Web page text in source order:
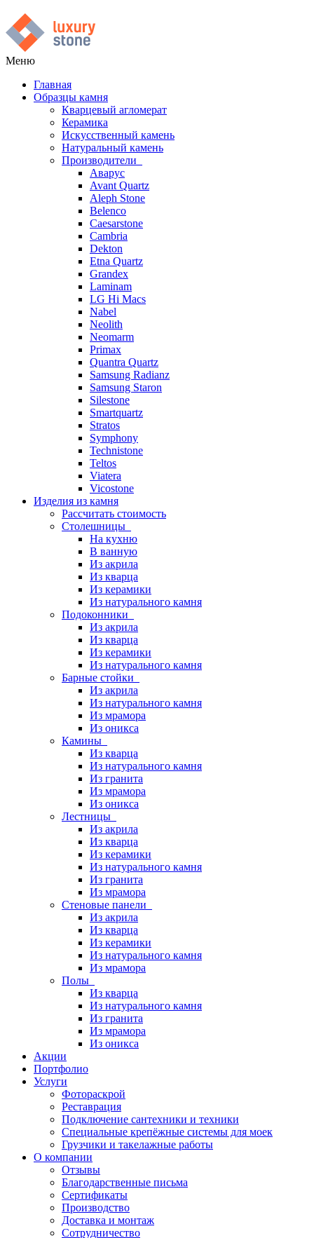
Меню
Главная
Образцы камня
Кварцевый агломерат
Керамика
Искусственный камень
Натуральный камень
Производители
Аварус
Avant Quartz
Aleph Stone
Belenco
Caesarstone
Cambria
Dekton
Etna Quartz
Grandex
Laminam
LG Hi Macs
Nabel
Neolith
Neomarm
Primax
Quantra Quartz
Samsung Radianz
Samsung Staron
Silestone
Smartquartz
Stratos
Symphony
Technistone
Teltos
Viatera
Vicostone
Изделия из камня
Рассчитать стоимость
Столешницы
На кухню
В ванную
Из акрила
Из кварца
Из керамики
Из натурального камня
Подоконники
Из акрила
Из кварца
Из керамики
Из натурального камня
Барные стойки
Из акрила
Из натурального камня
Из мрамора
Из оникса
Камины
Из кварца
Из натурального камня
Из гранита
Из мрамора
Из оникса
Лестницы
Из акрила
Из кварца
Из керамики
Из натурального камня
Из гранита
Из мрамора
Стеновые панели
Из акрила
Из кварца
Из керамики
Из натурального камня
Из мрамора
Полы
Из кварца
Из натурального камня
Из гранита
Из мрамора
Из оникса
Акции
Портфолио
Услуги
Фотораскрой
Реставрация
Подключение сантехники и техники
Специальные крепёжные системы для моек
Грузчики и такелажные работы
О компании
Отзывы
Благодарственные письма
Сертификаты
Производство
Доставка и монтаж
Сотрудничество